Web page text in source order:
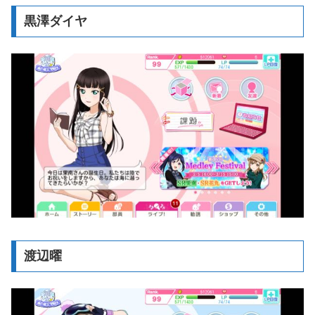
黒澤ダイヤ
渡辺曜